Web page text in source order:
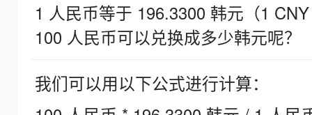
1 人民币等于 196.3300 韩元（1
100 人民币可以兑换成多少韩元呢？
我们可以用以下公式进行计算：